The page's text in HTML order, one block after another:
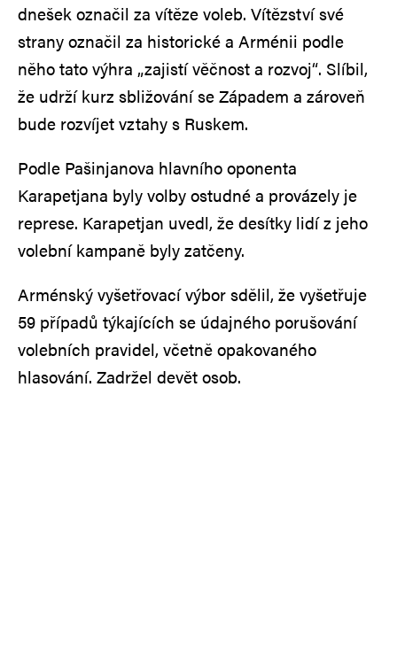
dnešek označil za vítěze voleb. Vítězství své
strany označil za historické a Arménii podle
něho tato výhra „zajistí věčnost a rozvoj“. Slíbil,
že udrží kurz sbližování se Západem a zároveň
bude rozvíjet vztahy s Ruskem.
Podle Pašinjanova hlavního oponenta
Karapetjana byly volby ostudné a provázely je
represe. Karapetjan uvedl, že desítky lidí z jeho
volební kampaně byly zatčeny.
Arménský vyšetřovací výbor sdělil, že vyšetřuje
59 případů týkajících se údajného porušování
volebních pravidel, včetně opakovaného
hlasování. Zadržel devět osob.